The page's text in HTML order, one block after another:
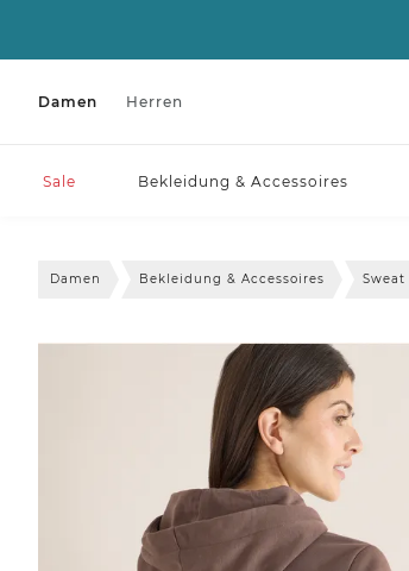
Damen Herren
Sale Bekleidung & Accessoires
Damen Bekleidung & Accessoires Sweat